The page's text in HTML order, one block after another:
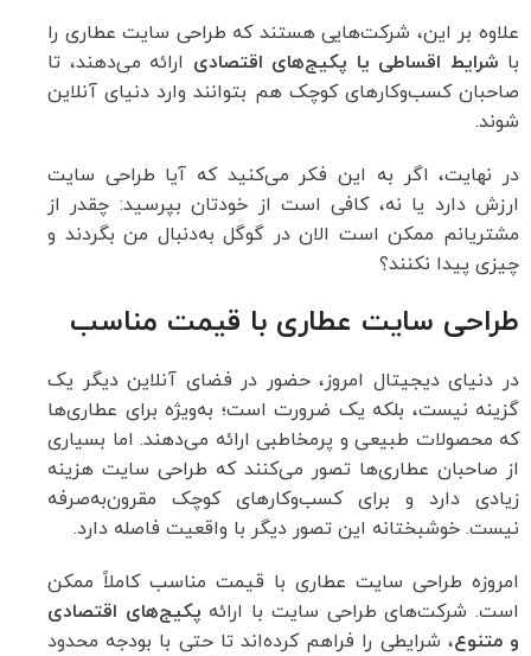
علاوه بر این، شرکت‌هایی هستند که طراحی سایت عطاری را
با شرایط اقساطی یا پکیج‌های اقتصادی ارائه می‌دهند، تا
صاحبان کسب‌وکارهای کوچک هم بتوانند وارد دنیای آنلاین
شوند.
در نهایت، اگر به این فکر می‌کنید که آیا طراحی سایت
ارزش دارد یا نه، کافی است از خودتان بپرسید: چقدر از
مشتریانم ممکن است الان در گوگل به‌دنبال من بگردند و
چیزی پیدا نکنند؟
طراحی سایت عطاری با قیمت مناسب
در دنیای دیجیتال امروز، حضور در فضای آنلاین دیگر یک
گزینه نیست، بلکه یک ضرورت است؛ به‌ویژه برای عطاری‌ها
که محصولات طبیعی و پرمخاطبی ارائه می‌دهند. اما بسیاری
از صاحبان عطاری‌ها تصور می‌کنند که طراحی سایت هزینه
زیادی دارد و برای کسب‌وکارهای کوچک مقرون‌به‌صرفه
نیست. خوشبختانه این تصور دیگر با واقعیت فاصله دارد.
امروزه طراحی سایت عطاری با قیمت مناسب کاملاً ممکن
است. شرکت‌های طراحی سایت با ارائه پکیج‌های اقتصادی
و متنوع، شرایطی را فراهم کرده‌اند تا حتی با بودجه محدود